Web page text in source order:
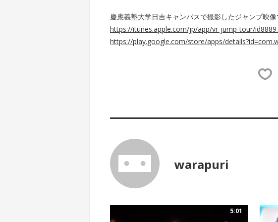
慶應義塾大学日吉キャンパスで撮影したジャンプ映像
https://itunes.apple.com/jp/app/vr-jump-tour/
https://play.google.com/store/apps/
warapuri
5:01